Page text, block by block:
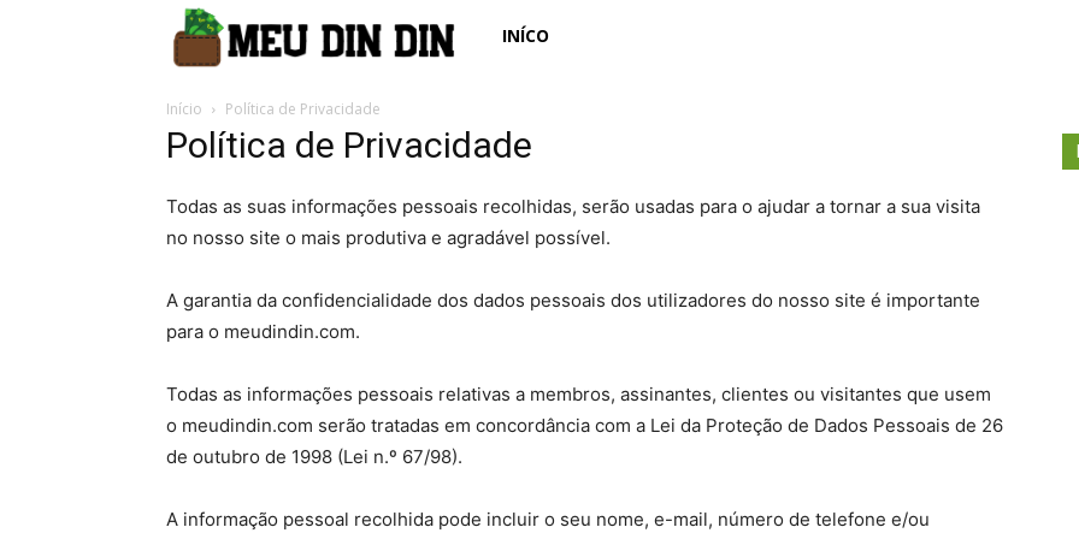
Meu
INÍCO
Início Política de Privacidade
Política de Privacidade
Todas as suas informações pessoais recolhidas, serão usadas para o ajudar a tornar a sua visita
no nosso site o mais produtiva e agradável possível.
A garantia da confidencialidade dos dados pessoais dos utilizadores do nosso site é importante
para o meudindin.com.
Todas as informações pessoais relativas a membros, assinantes, clientes ou visitantes que usem
o meudindin.com serão tratadas em concordância com a Lei da Proteção de Dados Pessoais de 26
de outubro de 1998 (Lei n.º 67/98).
A informação pessoal recolhida pode incluir o seu nome, e-mail, número de telefone e/ou